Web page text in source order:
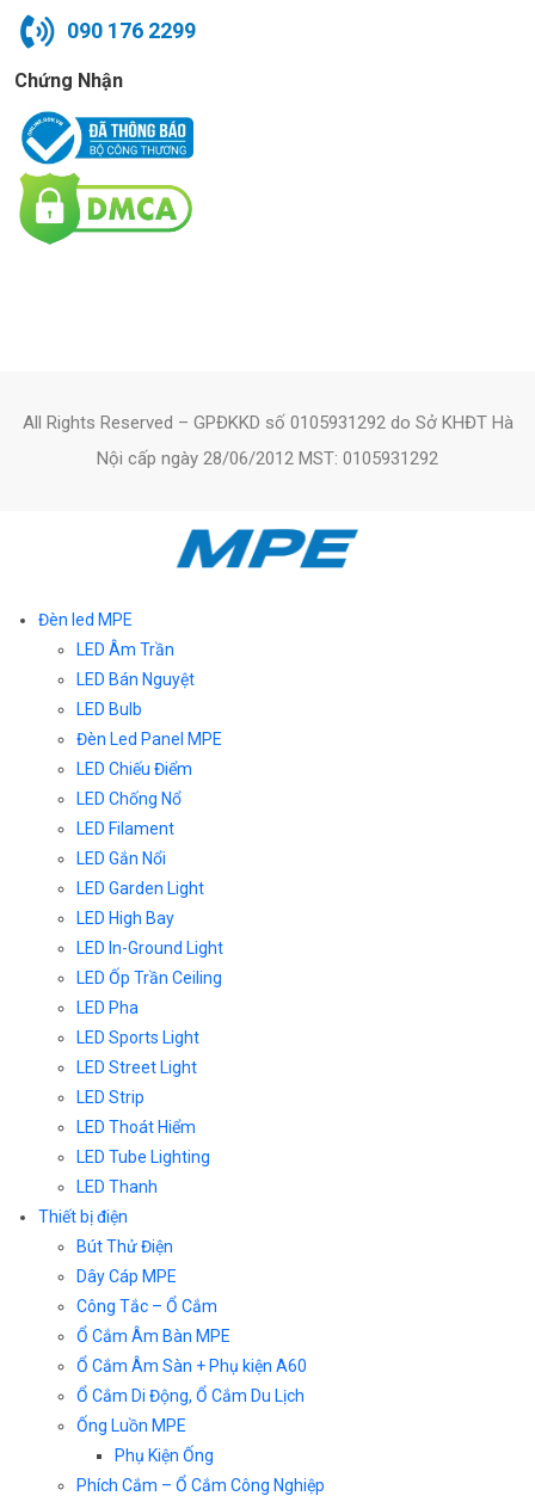
090 176 2299
Chứng Nhận
All Rights Reserved – GPĐKKD số 0105931292 do Sở KHĐT Hà
Nội cấp ngày 28/06/2012 MST: 0105931292
Đèn led MPE
LED Âm Trần
LED Bán Nguyệt
LED Bulb
Đèn Led Panel MPE
LED Chiếu Điểm
LED Chống Nổ
LED Filament
LED Gắn Nổi
LED Garden Light
LED High Bay
LED In-Ground Light
LED Ốp Trần Ceiling
LED Pha
LED Sports Light
LED Street Light
LED Strip
LED Thoát Hiểm
LED Tube Lighting
LED Thanh
Thiết bị điện
Bút Thử Điện
Dây Cáp MPE
Công Tắc – Ổ Cắm
Ổ Cắm Âm Bàn MPE
Ổ Cắm Âm Sàn + Phụ kiện A60
Ổ Cắm Di Động, Ổ Cắm Du Lịch
Ống Luồn MPE
Phụ Kiện Ống
Phích Cắm – Ổ Cắm Công Nghiệp